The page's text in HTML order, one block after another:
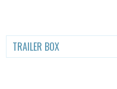
TRAILER BOX